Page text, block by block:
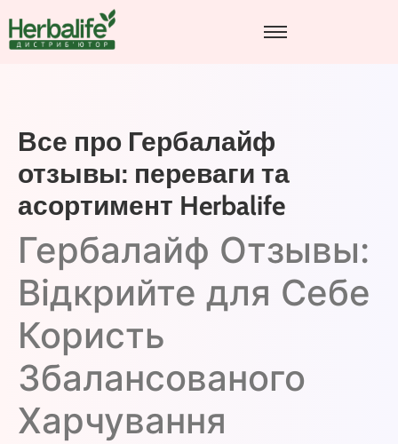
Все про Гербалайф
отзывы: переваги та
асортимент Herbalife
Гербалайф Отзывы:
Відкрийте для Себе
Користь
Збалансованого
Харчування